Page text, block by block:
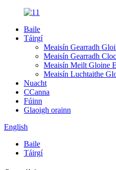
Baile
Táirgí
Meaisín Gearradh
Meaisín Gearradh
Meaisín Meilt Gloine
Meaisín Luchtaithe
Nuacht
CCanna
Fúinn
Glaoigh orainn
English
Baile
Táirgí